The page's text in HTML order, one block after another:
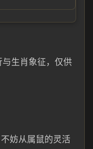
生肖象征，仅供
妨从属鼠的灵活